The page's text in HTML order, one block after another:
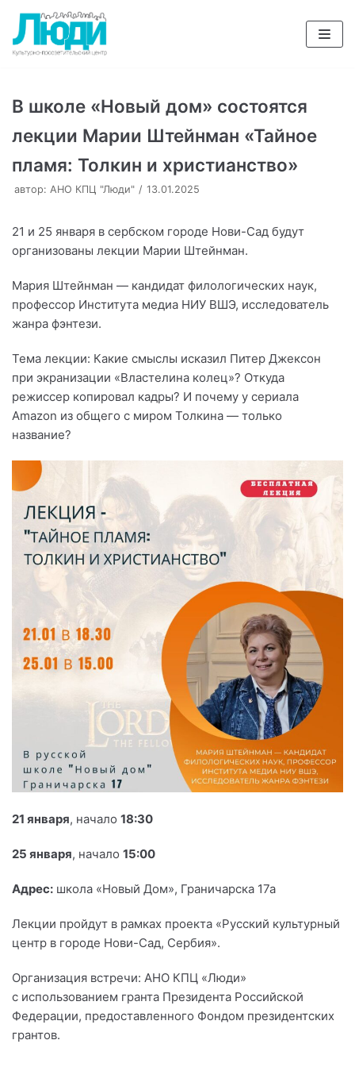
Перейти
к
содержимому
В школе «Новый дом» состоятся
лекции Марии Штейнман «Тайное
пламя: Толкин и христианство»
автор: АНО КПЦ "Люди" 13.01.2025
21 и 25 января в сербском городе Нови-Сад будут
организованы лекции Марии Штейнман.
Мария Штейнман — кандидат филологических наук,
профессор Института медиа НИУ ВШЭ, исследователь
жанра фэнтези.
Тема лекции: Какие смыслы исказил Питер Джексон
при экранизации «Властелина колец»? Откуда
режиссер копировал кадры? И почему у сериала
Amazon из общего с миром Толкина — только
название?
21 января, начало 18:30
25 января, начало 15:00
Адрес: школа «Новый Дом», Граничарска 17а
Лекции пройдут в рамках проекта «Русский культурный
центр в городе Нови-Сад, Сербия».
Организация встречи: АНО КПЦ «Люди»
с использованием гранта Президента Российской
Федерации, предоставленного Фондом президентских
грантов.